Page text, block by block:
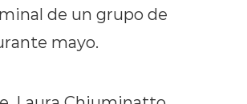
de un grupo de
mayo.